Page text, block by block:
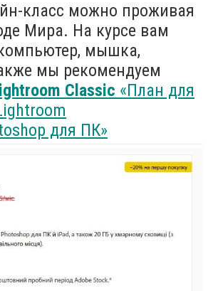
класс можно проживая
Мира. На курсе вам
мышка,
мы рекомендуем
Classic «План для
для ПК»